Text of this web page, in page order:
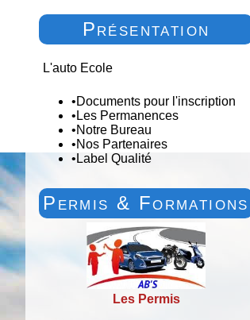
Présentation
L'auto Ecole
•Documents pour l'inscription
• Les Permanences
•Notre Bureau
•Nos Partenaires
• Label Qualité
Permis & Formations
Les Permis